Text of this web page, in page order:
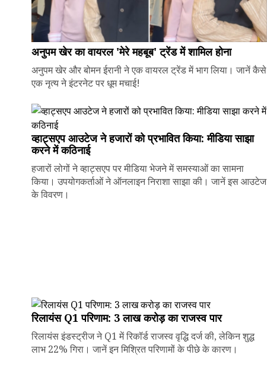
अनुपम खेर का वायरल 'मेरे महबूब' ट्रेंड में शामिल होना
अनुपम खेर और बोमन ईरानी ने एक वायरल ट्रेंड में भाग लिया। जानें कैसे
एक नृत्य ने इंटरनेट पर धूम मचाई!
व्हाट्सएप आउटेज ने हजारों को प्रभावित किया: मीडिया साझा
करने में कठिनाई
हजारों लोगों ने व्हाट्सएप पर मीडिया भेजने में समस्याओं का सामना
किया। उपयोगकर्ताओं ने ऑनलाइन निराशा साझा की। जानें इस आउटेज
के विवरण।
रिलायंस Q1 परिणाम: ₹3 लाख करोड़ का राजस्व पार
रिलायंस इंडस्ट्रीज ने Q1 में रिकॉर्ड राजस्व वृद्धि दर्ज की, लेकिन शुद्ध
लाभ 22% गिरा। जानें इन मिश्रित परिणामों के पीछे के कारण।